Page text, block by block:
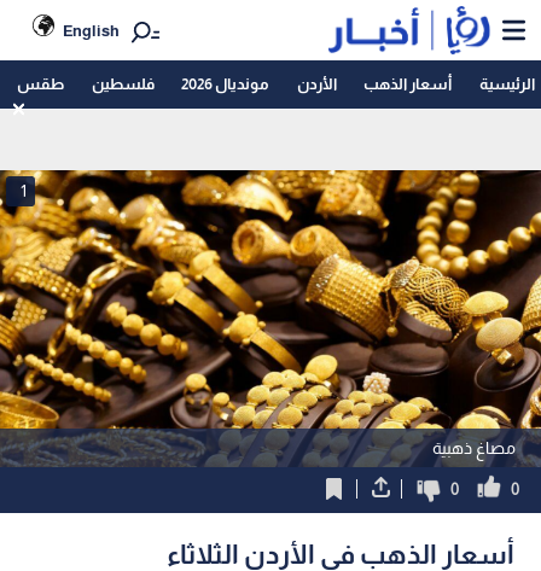
English
الرئيسية أسعار الذهب الأردن مونديال 2026 فلسطين طقس
مصاغ ذهبية
1
0
0
أسعار الذهب في الأردن الثلاثاء